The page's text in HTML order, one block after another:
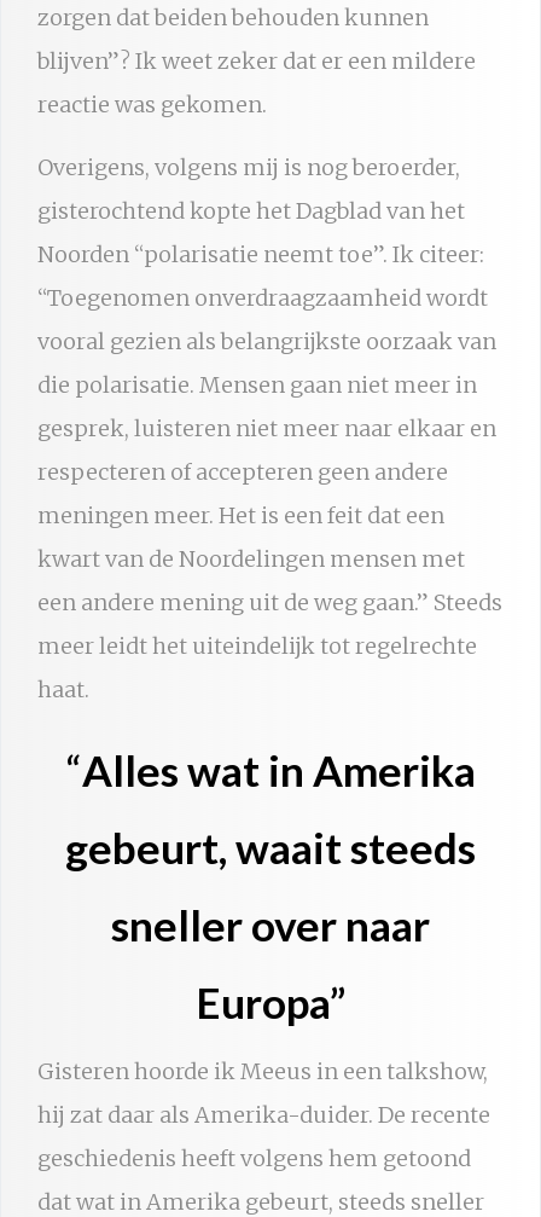
zorgen dat beiden behouden kunnen
blijven”? Ik weet zeker dat er een mildere
reactie was gekomen.
Overigens, volgens mij is nog beroerder,
gisterochtend kopte het Dagblad van het
Noorden “polarisatie neemt toe”. Ik citeer:
“Toegenomen onverdraagzaamheid wordt
vooral gezien als belangrijkste oorzaak van
die polarisatie. Mensen gaan niet meer in
gesprek, luisteren niet meer naar elkaar en
respecteren of accepteren geen andere
meningen meer. Het is een feit dat een
kwart van de Noordelingen mensen met
een andere mening uit de weg gaan.” Steeds
meer leidt het uiteindelijk tot regelrechte
haat.
“Alles wat in Amerika
gebeurt, waait steeds
sneller over naar
Europa”
Gisteren hoorde ik Meeus in een talkshow,
hij zat daar als Amerika-duider. De recente
geschiedenis heeft volgens hem getoond
dat wat in Amerika gebeurt, steeds sneller